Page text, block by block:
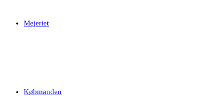
Mejeriet
Købmanden